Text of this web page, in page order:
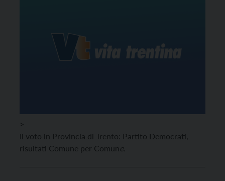
>
Il voto in Provincia di Trento: Partito Democrati,
risultati Comune per Comune.